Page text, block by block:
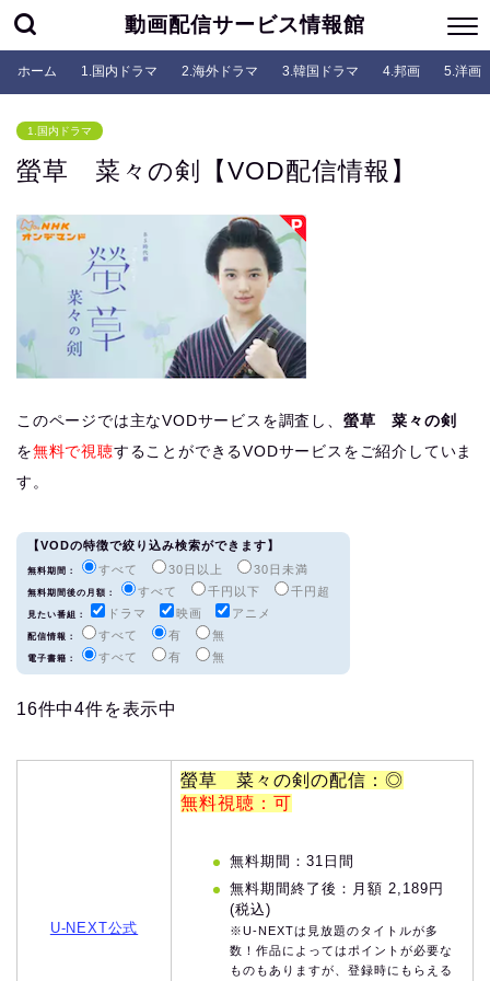
動画配信サービス情報館
ホーム 1.国内ドラマ 2.海外ドラマ 3.韓国ドラマ 4.邦画 5.洋画
1.国内ドラマ
螢草 菜々の剣【VOD配信情報】
このページでは主なVODサービスを調査し、 螢草 菜々の剣
を無料で視聴することができるVODサービスをご紹介していま
す。
【VODの特徴で絞り込み検索ができます】
無料期間： すべて 30日以上 30日未満
無料期間後の月額： すべて 千円以下 千円超
見たい番組： ドラマ 映画 アニメ
配信情報： すべて 有 無
電子書籍： すべて 有 無
16件中4件を表示中
U-NEXT公式
螢草 菜々の剣の配信：◎
無料視聴：可
無料期間：31日間
無料期間終了後：月額 2,189円
(税込)
※U-NEXTは見放題のタイトルが多
数！作品によってはポイントが必要な
ものもありますが、登録時にもらえる